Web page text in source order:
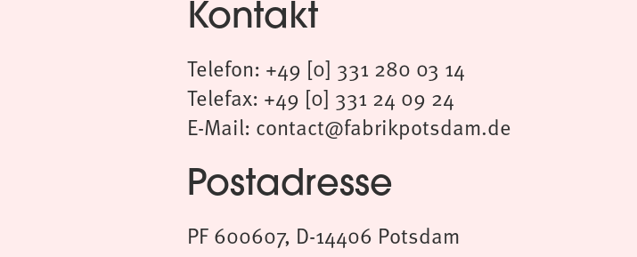
Kontakt
Telefon: +49 [0] 331 280 03 14
Telefax: +49 [0] 331 24 09 24
E-Mail: contact@fabrikpotsdam.de
Postadresse
PF 600607, D-14406 Potsdam